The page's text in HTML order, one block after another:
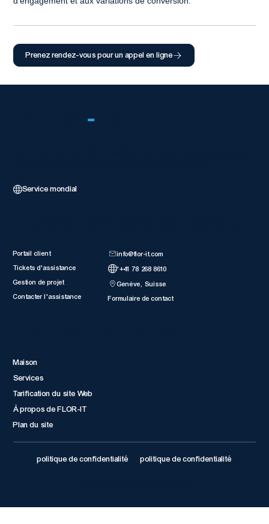
Prenez rendez-vous pour un appel en ligne
-
Service mondial
Portail client
Tickets d'assistance
Gestion de projet
Contacter l'assistance
info@flor-it.com
'+41 78 268 8610
Genève, Suisse
Formulaire de contact
Maison
Services
Tarification du site Web
À propos de FLOR-IT
Plan du site
politique de confidentialité politique de confidentialité